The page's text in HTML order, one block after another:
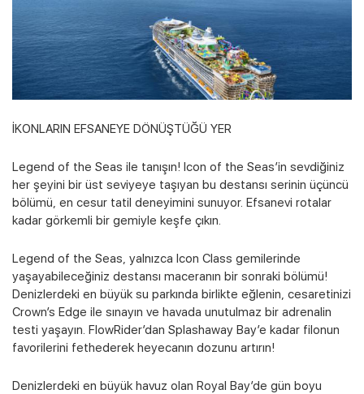
İKONLARIN EFSANEYE DÖNÜŞTÜĞÜ YER
Legend of the Seas ile tanışın! Icon of the Seas’in sevdiğiniz
her şeyini bir üst seviyeye taşıyan bu destansı serinin üçüncü
bölümü, en cesur tatil deneyimini sunuyor. Efsanevi rotalar
kadar görkemli bir gemiyle keşfe çıkın.
Legend of the Seas, yalnızca Icon Class gemilerinde
yaşayabileceğiniz destansı maceranın bir sonraki bölümü!
Denizlerdeki en büyük su parkında birlikte eğlenin, cesaretinizi
Crown’s Edge ile sınayın ve havada unutulmaz bir adrenalin
testi yaşayın. FlowRider’dan Splashaway Bay’e kadar filonun
favorilerini fethederek heyecanın dozunu artırın!
Denizlerdeki en büyük havuz olan Royal Bay’de gün boyu